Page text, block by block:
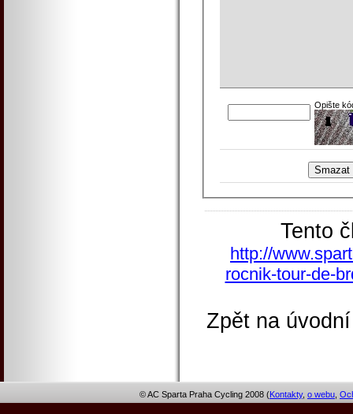
Opište
Tento
http://
rocnik-tour-de-
Zpět na
© AC Sparta Praha Cycling 2008 (Kontakty, o webu